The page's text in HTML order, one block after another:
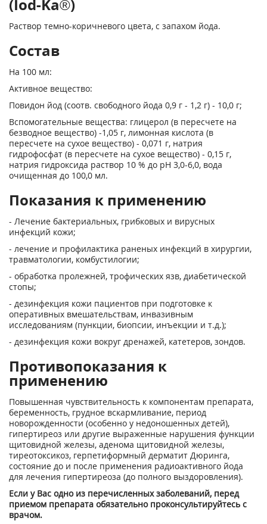
(Iod-Ka®)
Раствор темно-коричневого цвета, с запахом йода.
Состав
На 100 мл:
Активное вещество:
Повидон йод (соотв. свободного йода 0,9 г - 1,2 г) - 10,0 г;
Вспомогательные вещества: глицерол (в пересчете на
безводное вещество) -1,05 г, лимонная кислота (в
пересчете на сухое вещество) - 0,071 г, натрия
гидрофосфат (в пересчете на сухое вещество) - 0,15 г,
натрия гидроксида раствор 10 % до pH 3,0-6,0, вода
очищенная до 100,0 мл.
Показания к применению
- Лечение бактериальных, грибковых и вирусных
инфекций кожи;
- лечение и профилактика раненых инфекций в хирургии,
травматологии, комбустилогии;
- обработка пролежней, трофических язв, диабетической
стопы;
- дезинфекция кожи пациентов при подготовке к
оперативных вмешательствам, инвазивным
исследованиям (пункции, биопсии, инъекции и т.д.);
- дезинфекция кожи вокруг дренажей, катетеров, зондов.
Противопоказания к
применению
Повышенная чувствительность к компонентам препарата,
беременность, грудное вскармливание, период
новорожденности (особенно у недоношенных детей),
гипертиреоз или другие выраженные нарушения функции
щитовидной железы, аденома щитовидной железы,
тиреотоксикоз, герпетиформный дерматит Дюринга,
состояние до и после применения радиоактивного йода
для лечения гипертиреоза (до полного выздоровления).
Если у Вас одно из перечисленных заболеваний, перед
приемом препарата обязательно проконсультируйтесь с
врачом.